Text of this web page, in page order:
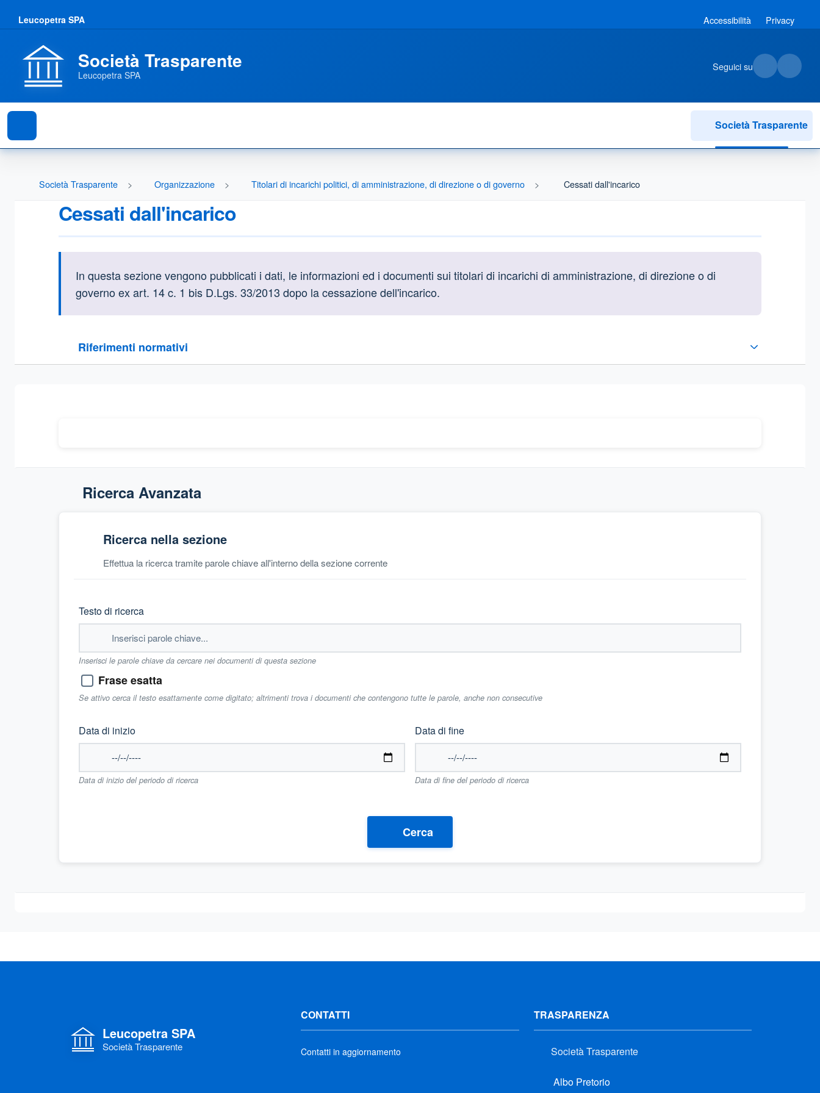
Leucopetra SPA Accessibilità Privacy
Società Trasparente
Leucopetra SPA
Seguici su
Società Trasparente
Società Trasparente Organizzazione Titolari di incarichi politici, di amministrazione, di direzione o di governo Cessati dall'incarico
Cessati dall'incarico
Informazioni introduttive
In questa sezione vengono pubblicati i dati, le informazioni ed i documenti sui titolari di incarichi di amministrazione, di direzione o di
governo ex art. 14 c. 1 bis D.Lgs. 33/2013 dopo la cessazione dell'incarico.
Riferimenti normativi
Sezione compressa
Ricerca Avanzata
Ricerca nella sezione
Effettua la ricerca tramite parole chiave all'interno della sezione corrente
Testo di ricerca
Inserisci le parole chiave da cercare nei documenti di questa sezione
Frase esatta
Se attivo cerca il testo esattamente come digitato; altrimenti trova i documenti che contengono tutte le parole, anche non consecutive
Data di inizio
Data di inizio del periodo di ricerca
Data di fine
Data di fine del periodo di ricerca
Cerca
Leucopetra SPA
Società Trasparente
CONTATTI
Contatti in aggiornamento
TRASPARENZA
Società Trasparente
Albo Pretorio